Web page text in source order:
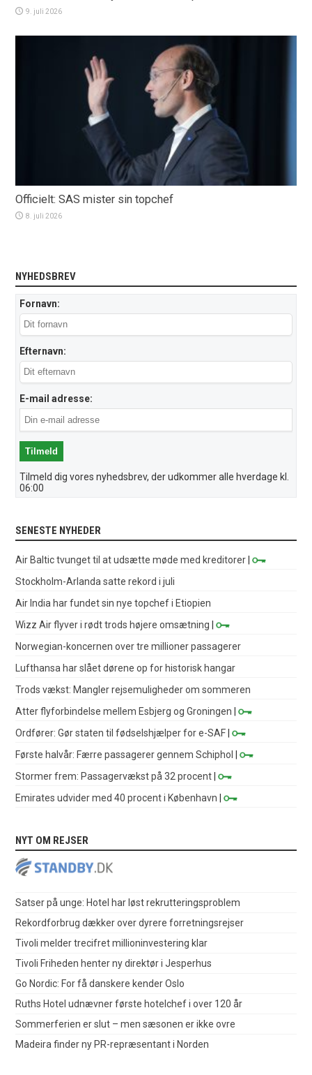
9. juli 2026
Officielt: SAS mister sin topchef
8. juli 2026
NYHEDSBREV
Fornavn:
Efternavn:
E-mail adresse:
Tilmeld dig vores nyhedsbrev, der udkommer alle hverdage kl.
06:00
SENESTE NYHEDER
Air Baltic tvunget til at udsætte møde med kreditorer |
Stockholm-Arlanda satte rekord i juli
Air India har fundet sin nye topchef i Etiopien
Wizz Air flyver i rødt trods højere omsætning |
Norwegian-koncernen over tre millioner passagerer
Lufthansa har slået dørene op for historisk hangar
Trods vækst: Mangler rejsemuligheder om sommeren
Atter flyforbindelse mellem Esbjerg og Groningen |
Ordfører: Gør staten til fødselshjælper for e-SAF |
Første halvår: Færre passagerer gennem Schiphol
|
Stormer frem: Passagervækst på 32 procent |
Emirates udvider med 40 procent i København |
NYT OM REJSER
Satser på unge: Hotel har løst rekrutteringsproblem
Rekordforbrug dækker over dyrere forretningsrejser
Tivoli melder trecifret millioninvestering klar
Tivoli Friheden henter ny direktør i Jesperhus
Go Nordic: For få danskere kender Oslo
Ruths Hotel udnævner første hotelchef i over 120 år
Sommerferien er slut – men sæsonen er ikke ovre
Madeira finder ny PR-repræsentant i Norden